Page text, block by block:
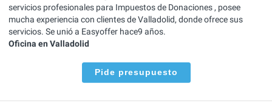
servicios profesionales para Impuestos de Donaciones , posee
mucha experiencia con clientes de Valladolid, donde ofrece sus
servicios. Se unió a Easyoffer hace9 años.
Oficina en Valladolid
Pide presupuesto